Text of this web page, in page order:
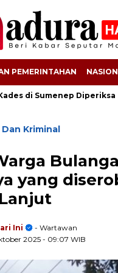
PEMERINTAHAN
Sumenep Diperiksa
Kriminal
yang
Ini
- Wartawan
2025- 09:07 WIB